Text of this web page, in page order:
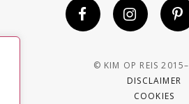
© KIM OP REIS
DISCLAIMER
COOKIES